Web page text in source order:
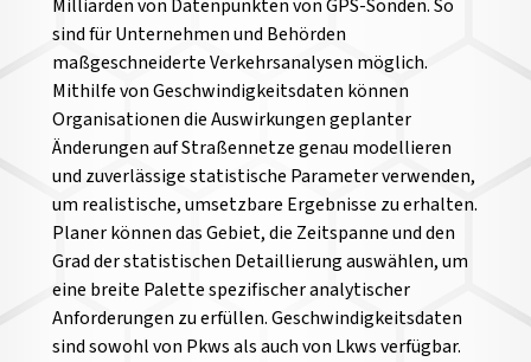
Milliarden von Datenpunkten von GPS-Sonden. So
sind für Unternehmen und Behörden
maßgeschneiderte Verkehrsanalysen möglich.
Mithilfe von Geschwindigkeitsdaten können
Organisationen die Auswirkungen geplanter
Änderungen auf Straßennetze genau modellieren
und zuverlässige statistische Parameter verwenden,
um realistische, umsetzbare Ergebnisse zu erhalten.
Planer können das Gebiet, die Zeitspanne und den
Grad der statistischen Detaillierung auswählen, um
eine breite Palette spezifischer analytischer
Anforderungen zu erfüllen. Geschwindigkeitsdaten
sind sowohl von Pkws als auch von Lkws verfügbar.